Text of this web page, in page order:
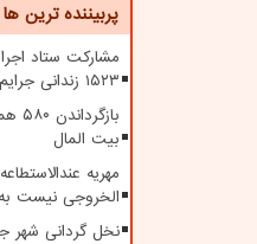
پربیننده ترین ها
مشارکت ستاد
۱۵۲۳ زندانی جرایم مالی غیر عمد
بیت المال
مهریه
الخروجی نیست
نخل گردانی شهر